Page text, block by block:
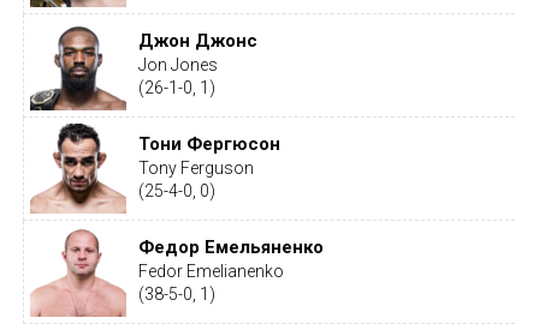
Джон Джонс
Jon Jones
(26-1-0, 1)
Тони Фергюсон
Tony Ferguson
(25-4-0, 0)
Федор Емельяненко
Fedor Emelianenko
(38-5-0, 1)